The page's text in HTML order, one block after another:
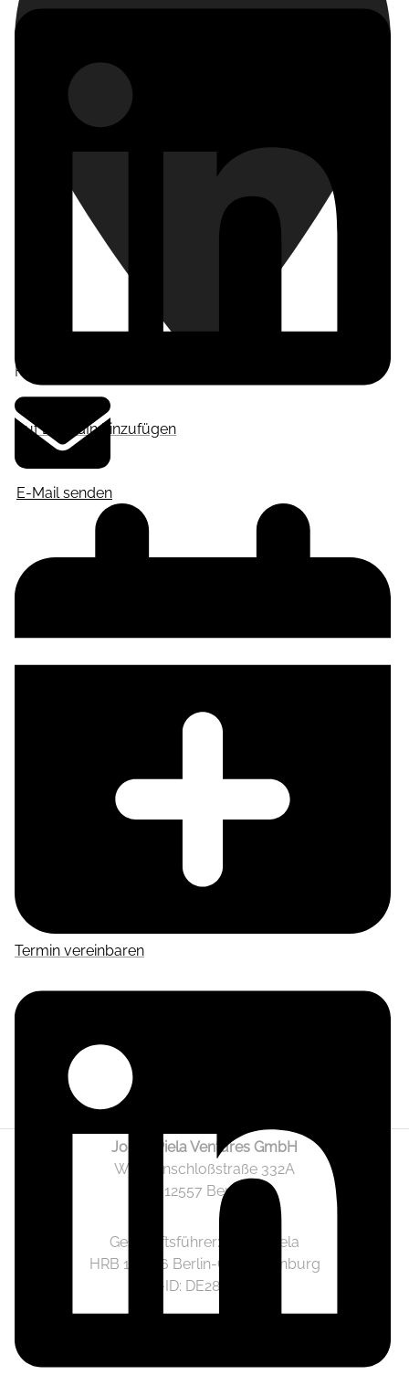
Auf LinkedIn hinzufügen
Frankfurt am Main
E-Mail senden
Termin vereinbaren
Jonas Piela Ventures GmbH
Wendenschloßstraße 332A
12557 Berlin
Geschäftsführer: Jonas Piela
HRB 141236 Berlin-Charlottenburg
Ust.-ID: DE282633825